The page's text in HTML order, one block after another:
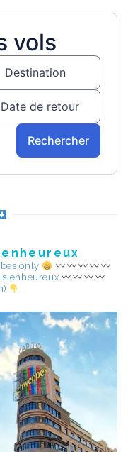
only